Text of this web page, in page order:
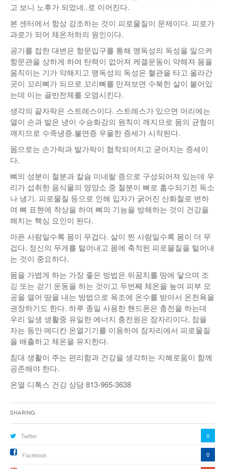
고 보니 노후가 되었네..로 이어진다.
본 센터에서 항상 강조하는 것이 피로물질이 문제이다. 피로가
과로가 되어 체온저하의 원인이다.
공기를 접한 대변은 항문입구를 통해 맹독성의 독성을 일으켜
항문관을 상하게 하여 탄력이 없어져 케겔운동이 약해져 몸을
움직이는 기가 약해지고 맹독성의 독성은 혈관을 타고 올라간
곳이 꼬리뼈가 되므로 꼬리뼈를 만져보면 수북한 살이 붙어있
는데 이는 골반전체를 오염시킨다.
생각의 끝자락은 스트레스이다. 스트레스가 있으면 머리에는
열이 손과 발은 냉이 수승화강의 원칙이 깨지므로 몸의 균형이
깨지므로 수족냉증.불면증 우울한 증세가 시작된다.
몸으로는 손가락과 발가락이 협착되어지고 굳어지는 증세이
다.
뼈의 성분이 철분과 칼슘 미네랄 증으로 구성되어져 있는데 우
리가 섭취한 음식물의 영양소 중 철분이 뼈로 흡수되기전 독소
나 냉기. 피로물질 등으로 인해 입자가 굵어진 산화철로 변하
여 뼈 표현에 착상을 하여 뼈의 기능을 방해하는 것이 건강을
해치는 핵심 요인이 된다.
아픈 사람일수록 몸이 무겁다. 살이 찐 사람일수록 몸이 더 무
겁다. 정신의 무게를 털어내고 몸에 축적된 피로물질을 털어내
는 것이 중요하다.
몸을 가볍게 하는 가장 좋은 방법은 뒤꿈치를 땅에 닿으며 조
깅 또는 걷기 운동을 하는 것이고 두번째 체온을 높여 피부 모
공을 열어 땀을 내는 방법으로 욕조에 온수를 받아서 온천욕을
권장하기도 한다. 하루 종일 사용한 핸드폰은 충전을 하는데
우리 일생 생활중 유일한 에너지 충전원은 잠자리이다, 잠을
자는 동안 메디칸 온열기기를 이용하여 잠자리에서 피로물질
을 배출하고 체온을 유지한다.
침대 생활이 주는 편리함과 건강을 생각하는 지혜로움이 함께
공존해야 한다.
온열 디톡스 건강 상담 813-965-3638
Sharing
Twitter 0
Facebook 0